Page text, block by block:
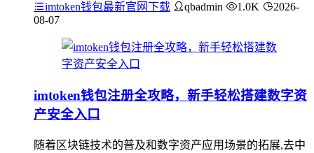
imtoken钱包最新官网下载 qbadmin 1.0K
2026-
08-07
imtoken钱包注册全攻略，新手轻松搭建数字资
产安全入口
随着区块链技术的普及和数字资产应用场景的拓展,去中